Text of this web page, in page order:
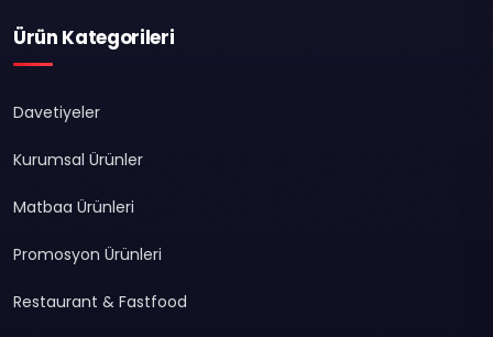
Ürün Kategorileri
Davetiyeler
Kurumsal Ürünler
Matbaa Ürünleri
Promosyon Ürünleri
Restaurant & Fastfood